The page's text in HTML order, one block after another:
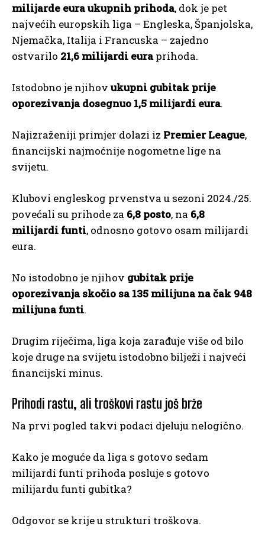
milijarde eura ukupnih prihoda, dok je pet
najvećih europskih liga – Engleska, Španjolska,
Njemačka, Italija i Francuska – zajedno
ostvarilo 21,6 milijardi euraprihoda.
Istodobno je njihov ukupni gubitak prije
oporezivanja dosegnuo 1,5 milijardi eura.
Najizraženiji primjer dolazi iz Premier League,
financijski najmoćnije nogometne lige na
svijetu.
Klubovi engleskog prvenstva u sezoni 2024./25.
povećali su prihode za 6,8 posto, na 6,8
milijardi funti, odnosno gotovo osam milijardi
eura.
No istodobno je njihov gubitak prije
oporezivanja skočio sa 135 milijuna na čak 948
milijuna funti.
Drugim riječima, liga koja zarađuje više od bilo
koje druge na svijetu istodobno bilježi i najveći
financijski minus.
Prihodi rastu, ali troškovi rastu još brže
Na prvi pogled takvi podaci djeluju nelogično.
Kako je moguće da liga s gotovo sedam
milijardi funti prihoda posluje s gotovo
milijardu funti gubitka?
Odgovor se krije u strukturi troškova.